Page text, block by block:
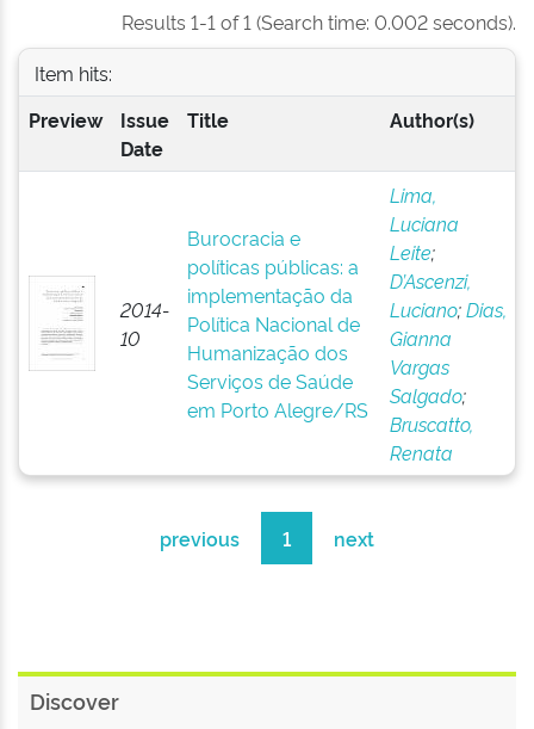
Results 1-1 of 1 (Search time: 0.002 seconds).
Item hits:
Preview
Issue
Date
Title Author(s)
2014-
10
Burocracia e
políticas públicas: a
implementação da
Política Nacional de
Humanização dos
Serviços de Saúde
em Porto Alegre/RS
Lima,
Luciana
Leite;
D’Ascenzi,
Luciano;Dias,
Gianna
Vargas
Salgado;
Bruscatto,
Renata
previous 1 next
Discover